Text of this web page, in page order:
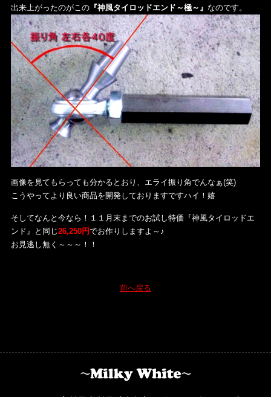
出来上がったのがこの『神風タイロッドエンド～極～』 なのです。
画像を見てもらっても分かるとおり、エライ振り角でんなぁ(笑)
こうやってより良い商品を開発しておりますですハイ！嬉
そしてなんと今なら！１１月末までのお試し特価『神風タイロッドエ
ンド』と同じ26,250円でお作りしますよ～♪
お見逃し無く～～～！！
前へ戻る